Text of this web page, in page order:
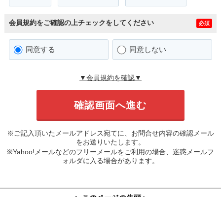
会員規約をご確認の上チェックをしてください 必須
同意する 同意しない
▼会員規約を確認▼
※ご記入頂いたメールアドレス宛てに、お問合せ内容の確認メール
をお送りいたします。
※Yahoo!メールなどのフリーメールをご利用の場合、迷惑メールフ
ォルダに入る場合があります。